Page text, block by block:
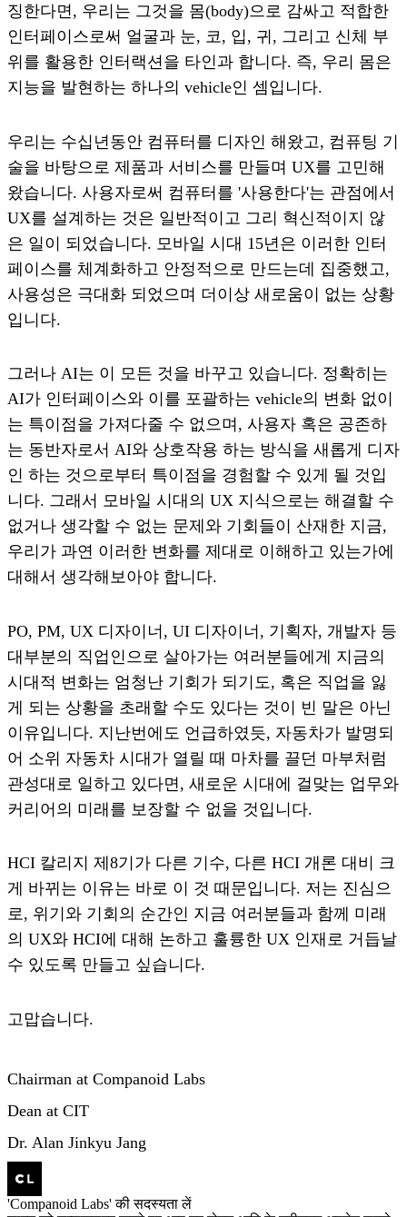
징한다면, 우리는 그것을 몸(body)으로 감싸고 적합한
인터페이스로써 얼굴과 눈, 코, 입, 귀, 그리고 신체 부
위를 활용한 인터랙션을 타인과 합니다. 즉, 우리 몸은
지능을 발현하는 하나의 vehicle인 셈입니다.
우리는 수십년동안 컴퓨터를 디자인 해왔고, 컴퓨팅 기
술을 바탕으로 제품과 서비스를 만들며 UX를 고민해
왔습니다. 사용자로써 컴퓨터를 '사용한다'는 관점에서
UX를 설계하는 것은 일반적이고 그리 혁신적이지 않
은 일이 되었습니다. 모바일 시대 15년은 이러한 인터
페이스를 체계화하고 안정적으로 만드는데 집중했고,
사용성은 극대화 되었으며 더이상 새로움이 없는 상황
입니다.
그러나 AI는 이 모든 것을 바꾸고 있습니다. 정확히는
AI가 인터페이스와 이를 포괄하는 vehicle의 변화 없이
는 특이점을 가져다줄 수 없으며, 사용자 혹은 공존하
는 동반자로서 AI와 상호작용 하는 방식을 새롭게 디자
인 하는 것으로부터 특이점을 경험할 수 있게 될 것입
니다. 그래서 모바일 시대의 UX 지식으로는 해결할 수
없거나 생각할 수 없는 문제와 기회들이 산재한 지금,
우리가 과연 이러한 변화를 제대로 이해하고 있는가에
대해서 생각해보아야 합니다.
PO, PM, UX 디자이너, UI 디자이너, 기획자, 개발자 등
대부분의 직업인으로 살아가는 여러분들에게 지금의
시대적 변화는 엄청난 기회가 되기도, 혹은 직업을 잃
게 되는 상황을 초래할 수도 있다는 것이 빈 말은 아닌
이유입니다. 지난번에도 언급하였듯, 자동차가 발명되
어 소위 자동차 시대가 열릴 때 마차를 끌던 마부처럼
관성대로 일하고 있다면, 새로운 시대에 걸맞는 업무와
커리어의 미래를 보장할 수 없을 것입니다.
HCI 칼리지 제8기가 다른 기수, 다른 HCI 개론 대비 크
게 바뀌는 이유는 바로 이 것 때문입니다. 저는 진심으
로, 위기와 기회의 순간인 지금 여러분들과 함께 미래
의 UX와 HCI에 대해 논하고 훌륭한 UX 인재로 거듭날
수 있도록 만들고 싶습니다.
고맙습니다.
Chairman at Companoid Labs
Dean at CIT
Dr. Alan Jinkyu Jang
'Companoid Labs' की सदस्यता लें